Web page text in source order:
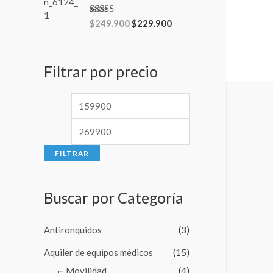
Valorado en
5.00
$249.900$229.900
Filtrar por precio
FILTRAR
Buscar por Categoría
Antironquidos (3)
Aquiler de equipos médicos
(15)